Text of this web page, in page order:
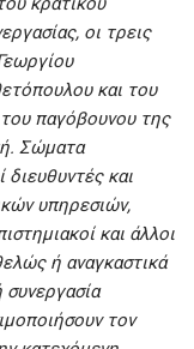
οι τρεις
και του
παγόβουνου της
Σώματα
διευθυντές και
υπηρεσιών,
και άλλοι
ή αναγκαστικά
συνεργασία
τον